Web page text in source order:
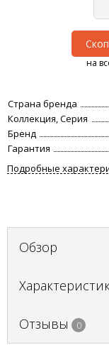
на
Страна бренда
Коллекция, Серия
Бренд
Гарантия
Подробные
Обзор
Отзывы 0